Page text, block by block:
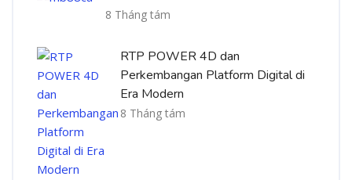
8 Tháng tám
RTP POWER 4D dan
Perkembangan Platform Digital di
Era Modern
8 Tháng tám